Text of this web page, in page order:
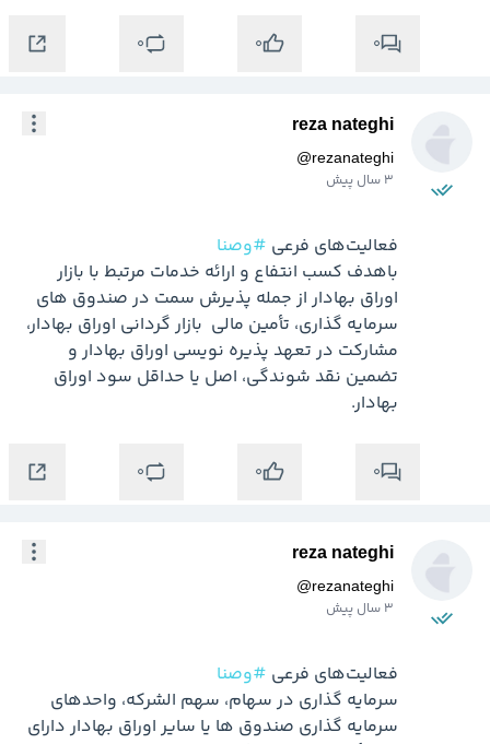
0
0
0
reza nateghi
@rezanateghi
3 سال پیش
فعالیت‌های فرعی
#وصنا
بهادار.
0
0
0
reza nateghi
@rezanateghi
3 سال پیش
فعالیت‌های فرعی
#وصنا